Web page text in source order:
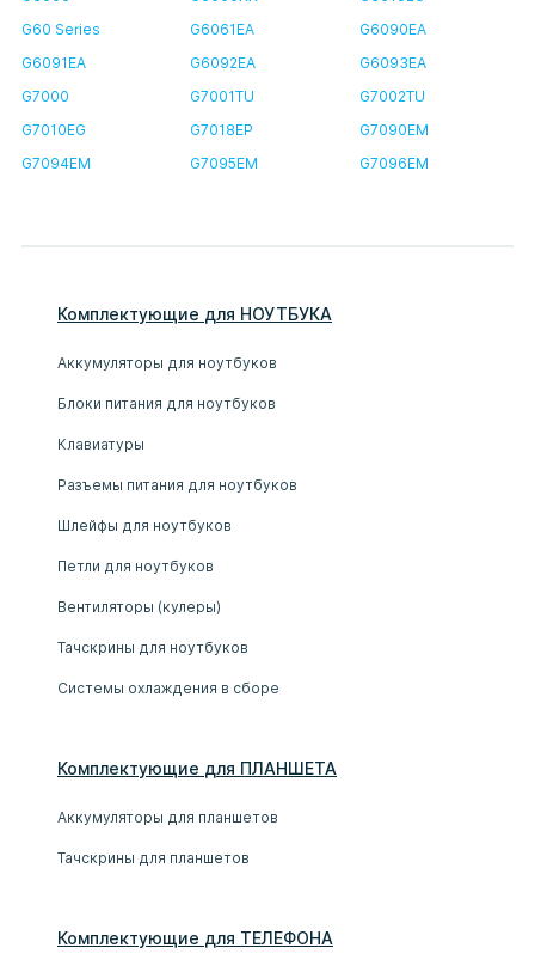
G60 Series
G6061EA
G6090EA
G6091EA
G6092EA
G6093EA
G7000
G7001TU
G7002TU
G7010EG
G7018EP
G7090EM
G7094EM
G7095EM G7096EM
Комплектующие для НОУТБУКА
Аккумуляторы для ноутбуков
Блоки питания для ноутбуков
Клавиатуры
Разъемы питания для ноутбуков
Шлейфы для ноутбуков
Петли для ноутбуков
Вентиляторы (кулеры)
Тачскрины для ноутбуков
Системы охлаждения в сборе
Комплектующие для ПЛАНШЕТА
Аккумуляторы для планшетов
Тачскрины для планшетов
Комплектующие для ТЕЛЕФОНА